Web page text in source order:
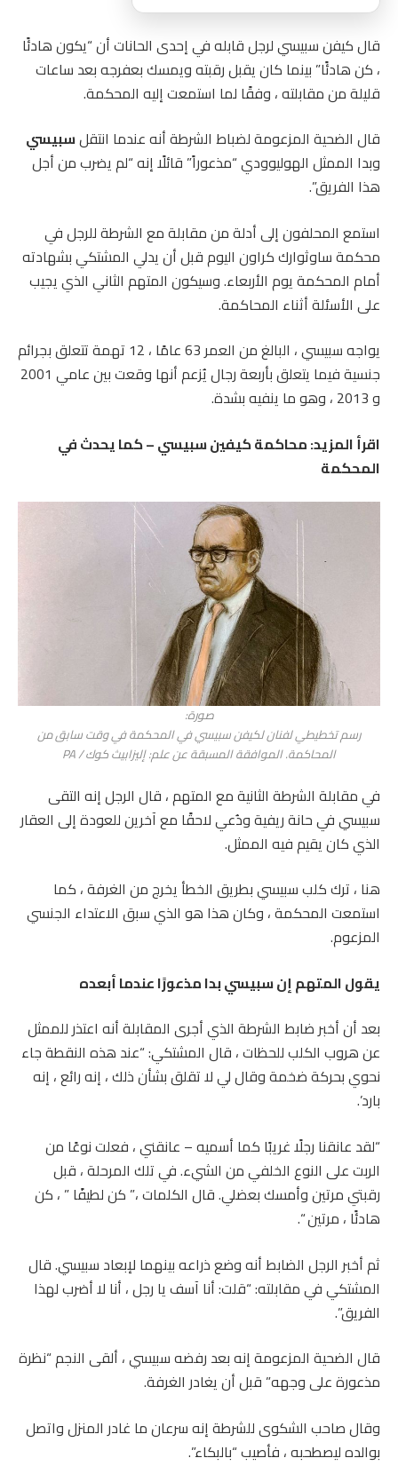
قال كيفن سبيسي لرجل قابله في إحدى الحانات أن “يكون هادئًا
، كن هادئًا” بينما كان يقبل رقبته ويمسك بعفرجه بعد ساعات
قليلة من مقابلته ، وفقًا لما استمعت إليه المحكمة.
قال الضحية المزعومة لضباط الشرطة أنه عندما انتقلسبيسي
وبدا الممثل الهوليوودي “مذعوراً” قائلًا إنه “لم يضرب من أجل
هذا الفريق”.
استمع المحلفون إلى أدلة من مقابلة مع الشرطة للرجل في
محكمة ساوثوارك كراون اليوم قبل أن يدلي المشتكي بشهادته
أمام المحكمة يوم الأربعاء. وسيكون المتهم الثاني الذي يجيب
على الأسئلة أثناء المحاكمة.
يواجه سبيسي ، البالغ من العمر 63 عامًا ، 12 تهمة تتعلق بجرائم
جنسية فيما يتعلق بأربعة رجال يُزعم أنها وقعت بين عامي 2001
و 2013 ، وهو ما ينفيه بشدة.
اقرأ المزيد: محاكمة كيفين سبيسي – كما يحدث في
المحكمة
صورة:
رسم تخطيطي لفنان لكيفن سبيسي في المحكمة في وقت سابق من
المحاكمة. الموافقة المسبقة عن علم: إليزابيث كوك / PA
في مقابلة الشرطة الثانية مع المتهم ، قال الرجل إنه التقى
سبيسي في حانة ريفية ودُعي لاحقًا مع آخرين للعودة إلى العقار
الذي كان يقيم فيه الممثل.
هنا ، ترك كلب سبيسي بطريق الخطأ يخرج من الغرفة ، كما
استمعت المحكمة ، وكان هذا هو الذي سبق الاعتداء الجنسي
المزعوم.
يقول المتهم إن سبيسي بدا مذعورًا عندما أبعده
بعد أن أخبر ضابط الشرطة الذي أجرى المقابلة أنه اعتذر للممثل
عن هروب الكلب للحظات ، قال المشتكي: “عند هذه النقطة جاء
نحوي بحركة ضخمة وقال لي لا تقلق بشأن ذلك ، إنه رائع ، إنه
بارد’.
“لقد عانقنا رجلًا غريبًا كما أسميه – عانقني ، فعلت نوعًا من
الربت على النوع الخلفي من الشيء. في تلك المرحلة ، قبل
رقبتي مرتين وأمسك بعضلي. قال الكلمات ،” كن لطيفًا ” ، كن
هادئًا ، مرتين “.
ثم أخبر الرجل الضابط أنه وضع ذراعه بينهما لإبعاد سبيسي. قال
المشتكي في مقابلته: “قلت: أنا آسف يا رجل ، أنا لا أضرب لهذا
الفريق”.
قال الضحية المزعومة إنه بعد رفضه سبيسي ، ألقى النجم “نظرة
مذعورة على وجهه” قبل أن يغادر الغرفة.
وقال صاحب الشكوى للشرطة إنه سرعان ما غادر المنزل واتصل
بوالده ليصطحبه ، فأصيب “بالبكاء”.